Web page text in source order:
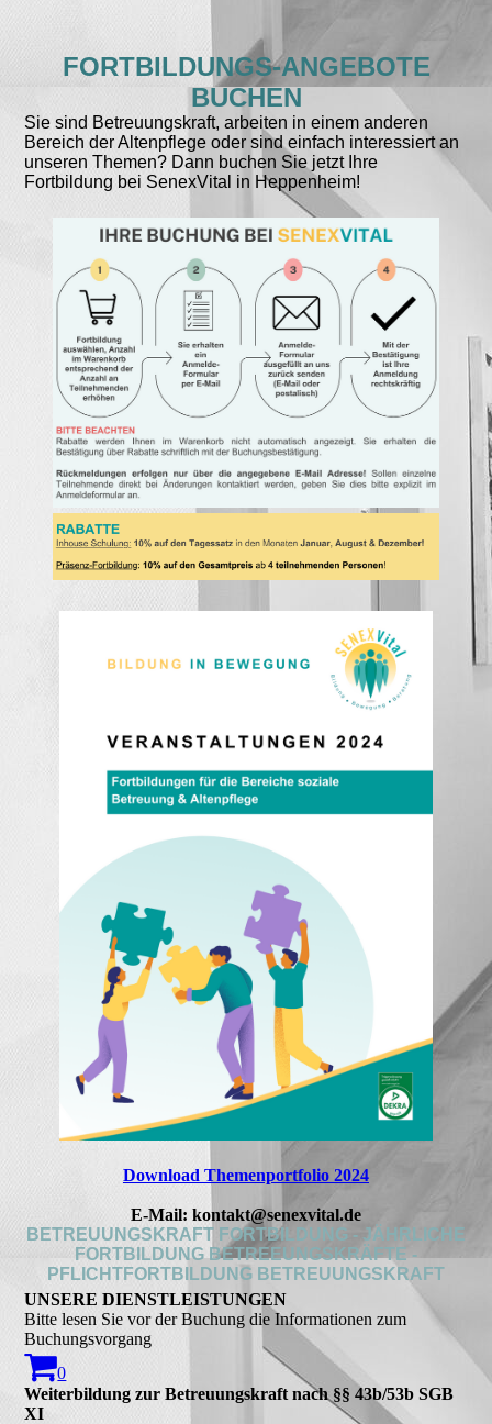
FORTBILDUNGS-ANGEBOTE
BUCHEN
Sie sind Betreuungskraft, arbeiten in einem anderen
Bereich der Altenpflege oder sind einfach interessiert an
unseren Themen? Dann buchen Sie jetzt Ihre
Fortbildung bei SenexVital in Heppenheim!
Download Themenportfolio 2024
E-Mail: kontakt@senexvital.de
BETREUUNGSKRAFT FORTBILDUNG - JÄHRLICHE
FORTBILDUNG BETREEUNGSKRÄFTE -
PFLICHTFORTBILDUNG BETREUUNGSKRAFT
UNSERE DIENSTLEISTUNGEN
Bitte lesen Sie vor der Buchung die Informationen zum
Buchungsvorgang
0
Weiterbildung zur Betreuungskraft nach §§ 43b/53b SGB
XI